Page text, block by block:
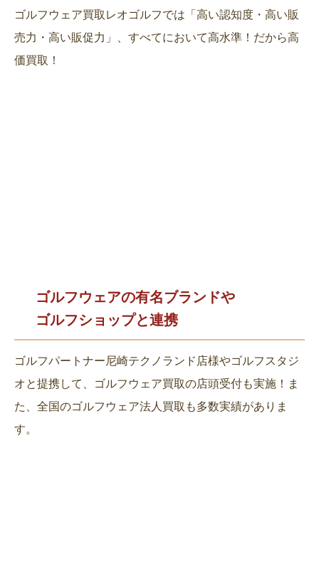
ゴルフウェア買取レオゴルフでは「高い認知度・高い販
売力・高い販促力」、すべてにおいて高水準！だから高
価買取！
ゴルフウェアの有名ブランドや
ゴルフショップと連携
ゴルフパートナー尼崎テクノランド店様やゴルフスタジ
オと提携して、ゴルフウェア買取の店頭受付も実施！ま
た、全国のゴルフウェア法人買取も多数実績がありま
す。